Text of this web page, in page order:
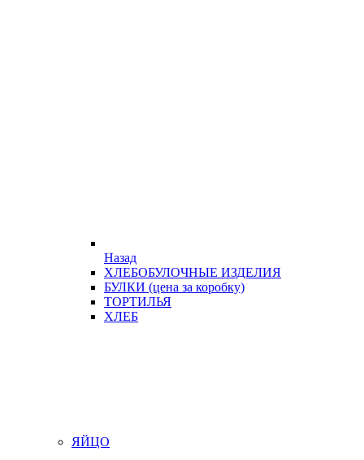
Назад
ХЛЕБОБУЛОЧНЫЕ ИЗДЕЛИЯ
БУЛКИ (цена за коробку)
ТОРТИЛЬЯ
ХЛЕБ
ЯЙЦО